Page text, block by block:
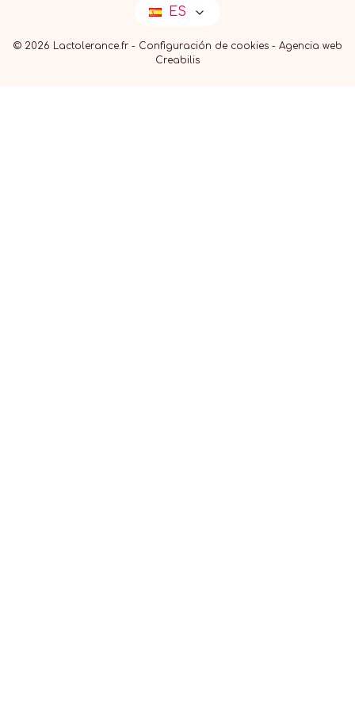
ES
© 2026 Lactolerance.fr - Configuración de cookies- Agencia web
Creabilis